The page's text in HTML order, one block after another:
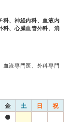
科、神経内科、血液内
科、心臓血管外科、消
血液専門医、外科専門
金 土 日 祝